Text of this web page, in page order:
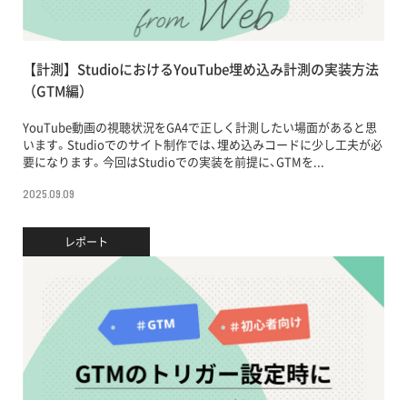
【計測】StudioにおけるYouTube埋め込み計測の実装方法
（GTM編）
YouTube動画の視聴状況をGA4で正しく計測したい場面があると思
います。Studioでのサイト制作では、埋め込みコードに少し工夫が必
要になります。今回はStudioでの実装を前提に、GTMを...
2025.09.09
レポート